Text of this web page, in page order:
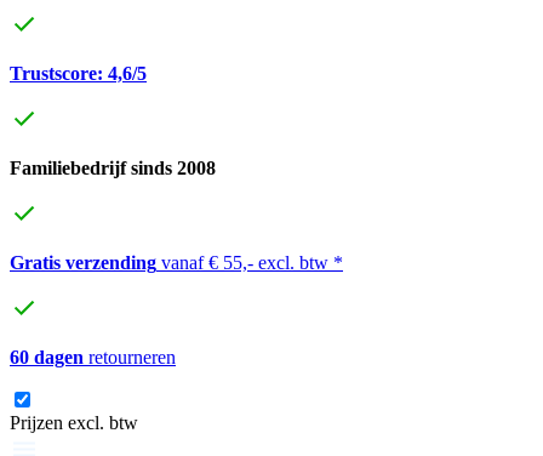
Trustscore: 4,6/5
Familiebedrijf sinds 2008
Gratis verzending vanaf € 55,- excl. btw *
60 dagen retourneren
Prijzen excl. btw